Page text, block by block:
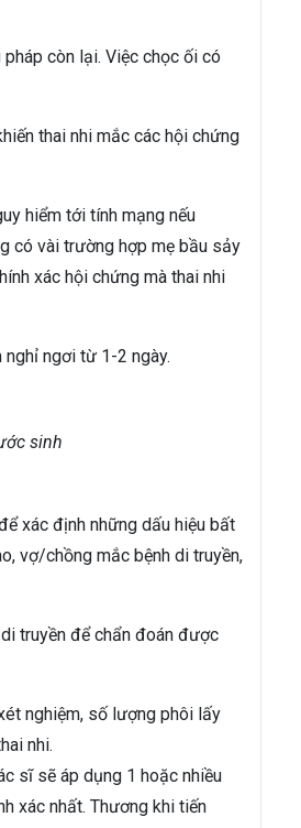
còn lại. Việc chọc ối có
thai nhi mắc các hội chứng
hiểm tới tính mạng nếu
có vài trường hợp mẹ bầu sảy
xác hội chứng mà thai nhi
ngơi từ 1-2 ngày.
sinh
xác định những dấu hiệu bất
vợ/chồng mắc bệnh di truyền,
truyền để chẩn đoán được
nghiệm, số lượng phôi lấy
nhi.
sĩ sẽ áp dụng 1 hoặc nhiều
xác nhất. Thương khi tiến